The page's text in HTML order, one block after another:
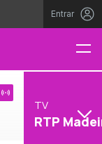
Entrar
TV
RTP